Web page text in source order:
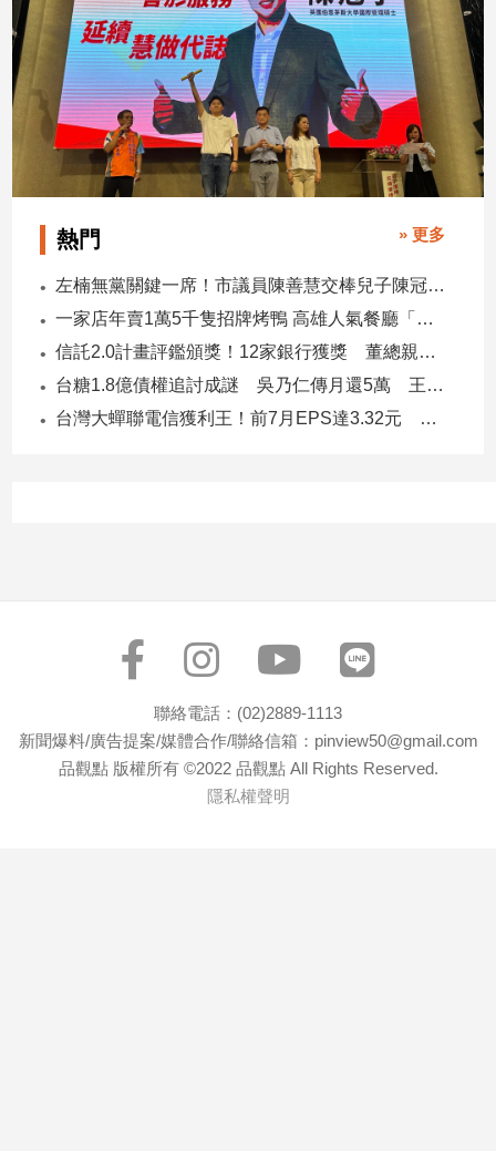
熱門 » 更多
左楠無黨關鍵一席！市議員陳善慧交棒兒子陳冠宇 一人參選 兩代服務
一家店年賣1萬5千隻招牌烤鴨 高雄人氣餐廳「鴨點棧」展新店
信託2.0計畫評鑑頒獎！12家銀行獲獎 董總親臨領獎
台糖1.8億債權追討成謎 吳乃仁傳月還5萬 王鴻薇轟：要還到379歲
台灣大蟬聯電信獲利王！前7月EPS達3.32元 中華電3.11、遠傳2.46元
聯絡電話：(02)2889-1113
新聞爆料/廣告提案/媒體合作/聯絡信箱：pinview50@gmail.com
品觀點 版權所有 ©2022 品觀點 All Rights Reserved.
隱私權聲明